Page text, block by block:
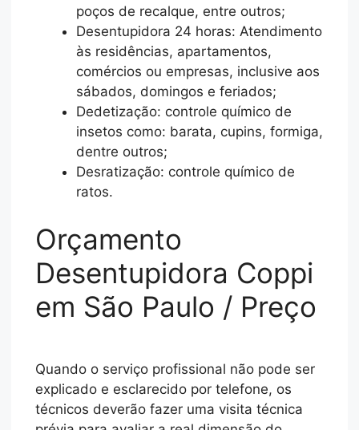
poços de recalque, entre outros;
Desentupidora 24 horas: Atendimento
às residências, apartamentos,
comércios ou empresas, inclusive aos
sábados, domingos e feriados;
Dedetização: controle químico de
insetos como: barata, cupins, formiga,
dentre outros;
Desratização: controle químico de
ratos.
Orçamento
Desentupidora Coppi
em São Paulo / Preço
Quando o serviço profissional não pode ser
explicado e esclarecido por telefone, os
técnicos deverão fazer uma visita técnica